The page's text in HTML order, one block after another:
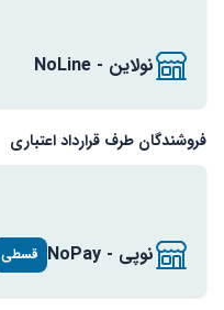
نولاین - NoLine
فروشندگان طرف قرارداد اعتباری
نوپی - NoPay قسطی